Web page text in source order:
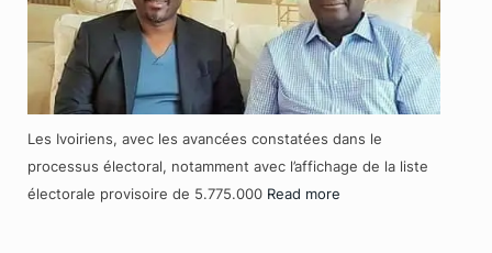
Les Ivoiriens, avec les avancées constatées dans le
processus électoral, notamment avec l’affichage de la liste
électorale provisoire de 5.775.000 Read more